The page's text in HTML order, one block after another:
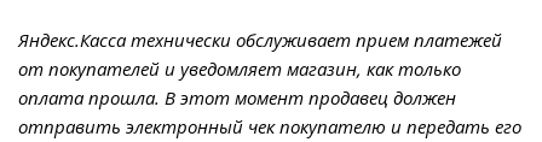
Яндекс.Касса технически обслуживает прием платежей
от покупателей и уведомляет магазин, как только
оплата прошла. В этот момент продавец должен
отправить электронный чек покупателю и передать его